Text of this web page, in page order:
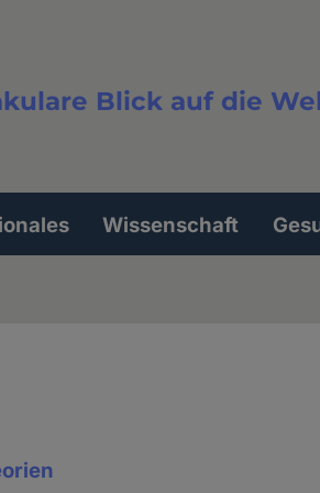
Blick auf die
Wissenschaft